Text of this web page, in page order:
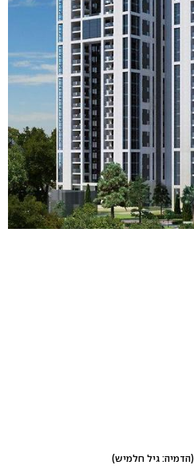
(הדמיה: גיל חלמיש)